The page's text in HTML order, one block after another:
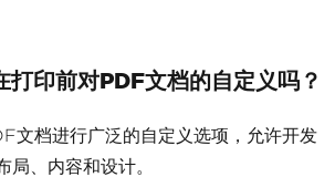
印前对PDF文档的自定义吗？
文档进行广泛的自定义选项，允许开发
局、内容和设计。